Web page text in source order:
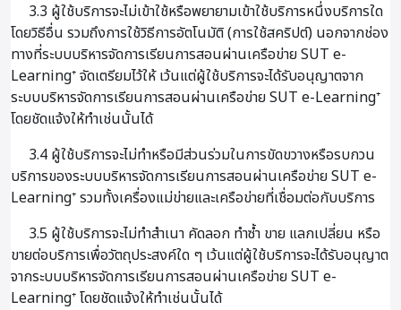
3.3 ผู้ใช้บริการจะไม่เข้าใช้หรือพยายามเข้าใช้บริการหนึ่งบริการใด
โดยวิธีอื่น รวมถึงการใช้วิธีการอัตโนมัติ (การใช้สคริปต์) นอกจากช่อง
ทางที่ระบบบริหารจัดการเรียนการสอนผ่านเครือข่าย SUT e-
Learning⁺ จัดเตรียมไว้ให้ เว้นแต่ผู้ใช้บริการจะได้รับอนุญาตจาก
ระบบบริหารจัดการเรียนการสอนผ่านเครือข่าย SUT e-Learning⁺
โดยชัดแจ้งให้ทำเช่นนั้นได้
3.4 ผู้ใช้บริการจะไม่ทำหรือมีส่วนร่วมในการขัดขวางหรือรบกวน
บริการของระบบบริหารจัดการเรียนการสอนผ่านเครือข่าย SUT e-
Learning⁺ รวมทั้งเครื่องแม่ข่ายและเครือข่ายที่เชื่อมต่อกับบริการ
3.5 ผู้ใช้บริการจะไม่ทำสำเนา คัดลอก ทำซ้ำ ขาย แลกเปลี่ยน หรือ
ขายต่อบริการเพื่อวัตถุประสงค์ใด ๆ เว้นแต่ผู้ใช้บริการจะได้รับอนุญาต
จากระบบบริหารจัดการเรียนการสอนผ่านเครือข่าย SUT e-
Learning⁺ โดยชัดแจ้งให้ทำเช่นนั้นได้